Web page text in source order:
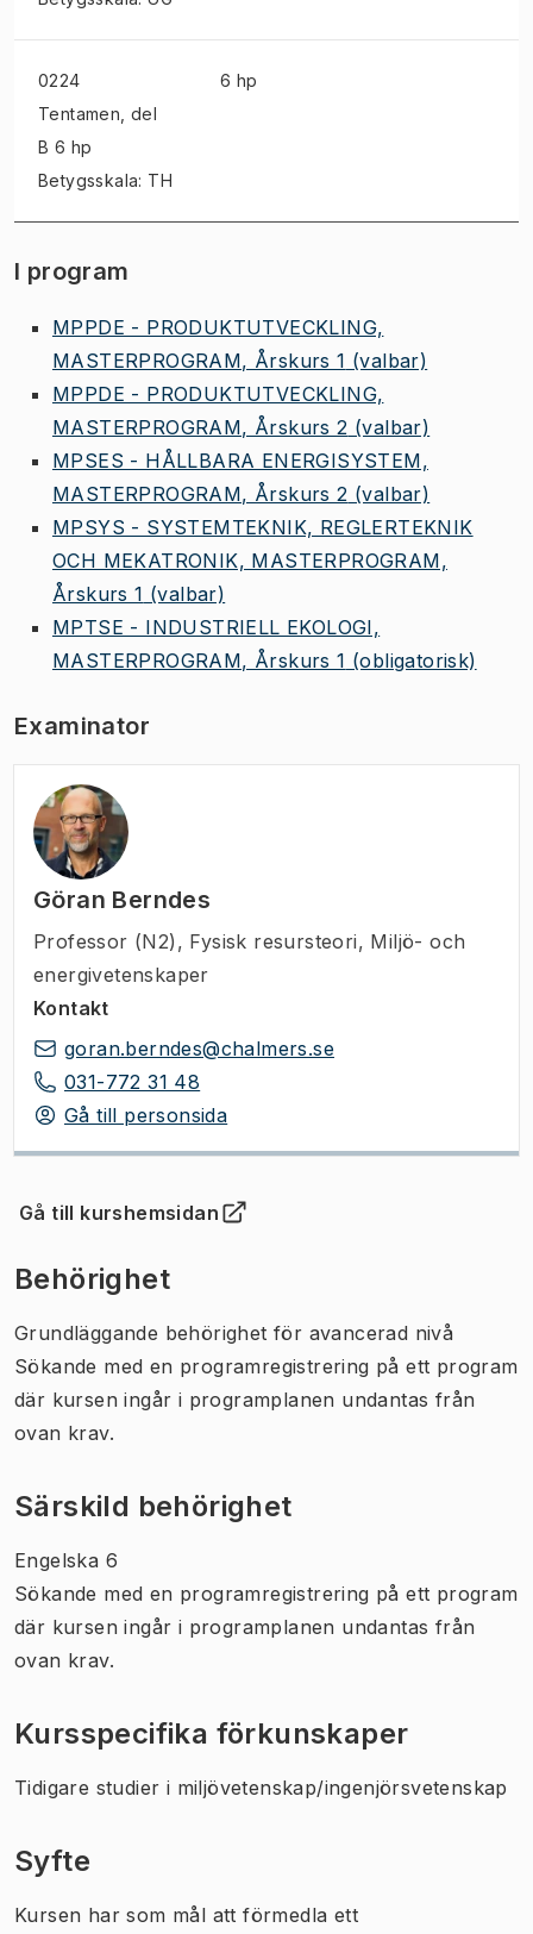
0224
Tentamen , del
B 6 hp
Betygsskala: TH
6 hp
I program
MPPDE - PRODUKTUTVECKLING,
MASTERPROGRAM, Årskurs 1 (valbar)
MPPDE - PRODUKTUTVECKLING,
MASTERPROGRAM, Årskurs 2 (valbar)
MPSES - HÅLLBARA ENERGISYSTEM,
MASTERPROGRAM, Årskurs 2 (valbar)
MPSYS - SYSTEMTEKNIK, REGLERTEKNIK
OCH MEKATRONIK, MASTERPROGRAM,
Årskurs 1 (valbar)
MPTSE - INDUSTRIELL EKOLOGI,
MASTERPROGRAM, Årskurs 1 (obligatorisk)
Examinator
Göran Berndes
Professor (N2) , Fysisk resursteori, Miljö- och
energivetenskaper
Kontakt
goran.berndes@chalmers.se
031-772 31 48
Gå till personsida
Gå till kurshemsidan
(Öppnas i ny flik)
Behörighet
Grundläggande behörighet för avancerad nivå
Sökande med en programregistrering på ett program
där kursen ingår i programplanen undantas från
ovan krav.
Särskild behörighet
Engelska 6
Sökande med en programregistrering på ett program
där kursen ingår i programplanen undantas från
ovan krav.
Kursspecifika förkunskaper
Tidigare studier i miljövetenskap/ingenjörsvetenskap
Syfte
Kursen har som mål att förmedla ett